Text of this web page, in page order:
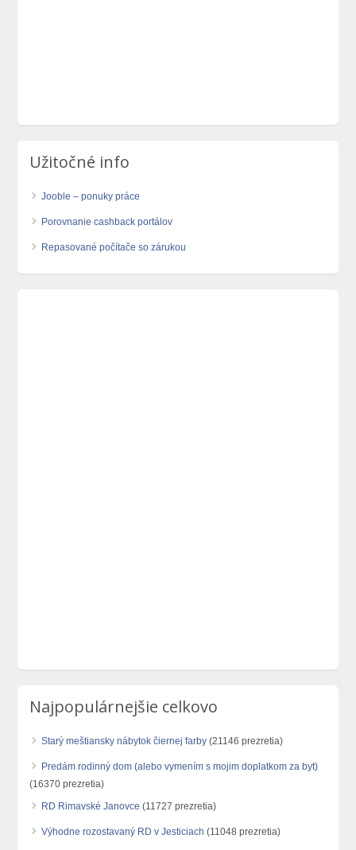
Užitočné info
Jooble – ponuky práce
Porovnanie cashback portálov
Repasované počítače so zárukou
Najpopulárnejšie celkovo
Starý meštiansky nábytok čiernej farby (21146 prezretia)
Predám rodinný dom (alebo vymením s mojim doplatkom za byt)
(16370 prezretia)
RD Rimavské Janovce (11727 prezretia)
Výhodne rozostavaný RD v Jesticiach (11048 prezretia)